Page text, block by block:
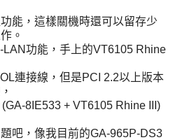
能，這樣關機時還可以留存少
。
功能，手上的VT6105 Rhine
連接線，但是PCI 2.2以上版本
8IE533 + VT6105 Rhine III)
吧，像我目前的GA-965P-DS3